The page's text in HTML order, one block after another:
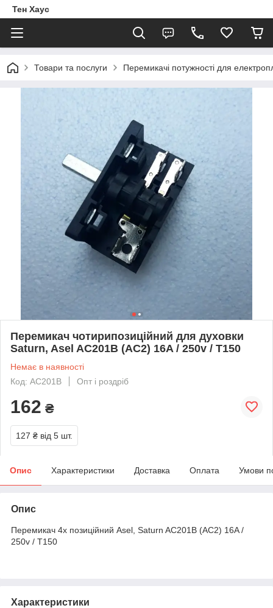
Тен Хаус
Товари та послуги Перемикачі потужності для
Перемикач чотирипозиційний для духовки
Saturn, Asel AC201B (AC2) 16A / 250v / T150
Немає в наявності
Код: AC201B
Опт і роздріб
162 ₴
127 ₴ від 5 шт.
Опис Характеристики Доставка Оплата Умови
Опис
Перемикач 4х позиційний Asel, Saturn AC201B (AC2) 16A /
250v / T150
Характеристики